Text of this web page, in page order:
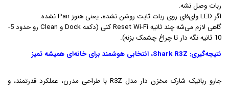
ربات وصل نشه.
اگر LED وای‌فای روی ربات ثابت روشن نشده، یعنی هنوز Pair نشده.
گاهی لازم می‌شه چند ثانیه Reset Wi-Fi کنی (دکمه Dock و Clean رو حدود 5-
10 ثانیه نگه دار تا چراغ چشمک بزنه).
نتیجه‌گیری: Shark R3Z، انتخابی هوشمند برای خانه‌ای همیشه تمیز
جارو رباتیک شارک مخزن دار مدل R3Z با طراحی مدرن، عملکرد قدرتمند، و